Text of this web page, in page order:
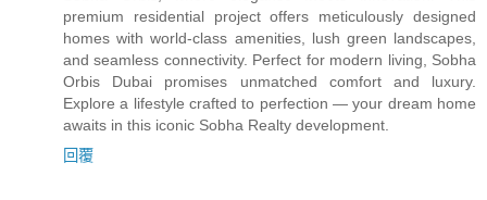
premium residential project offers meticulously designed
homes with world-class amenities, lush green landscapes,
and seamless connectivity. Perfect for modern living, Sobha
Orbis Dubai promises unmatched comfort and luxury.
Explore a lifestyle crafted to perfection — your dream home
awaits in this iconic Sobha Realty development.
回覆